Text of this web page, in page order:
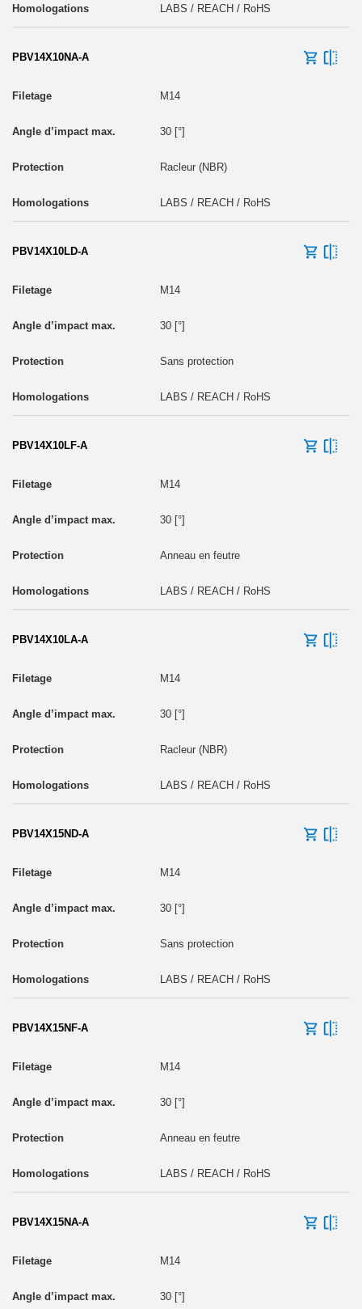
LABS / REACH / RoHS
PBV14X10NA-A
M14
30 [°]
Racleur (NBR)
LABS / REACH / RoHS
PBV14X10LD-A
M14
30 [°]
Sans protection
LABS / REACH / RoHS
PBV14X10LF-A
M14
30 [°]
Anneau en feutre
LABS / REACH / RoHS
PBV14X10LA-A
M14
30 [°]
Racleur (NBR)
LABS / REACH / RoHS
PBV14X15ND-A
M14
30 [°]
Sans protection
LABS / REACH / RoHS
PBV14X15NF-A
M14
30 [°]
Anneau en feutre
LABS / REACH / RoHS
PBV14X15NA-A
M14
30 [°]